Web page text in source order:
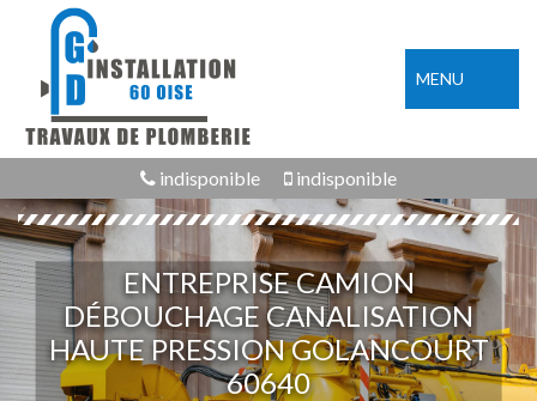
MENU
indisponible indisponible
ENTREPRISE CAMION
DÉBOUCHAGE CANALISATION
HAUTE PRESSION GOLANCOURT
60640